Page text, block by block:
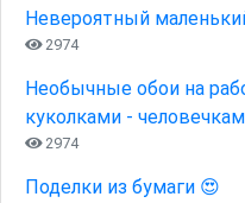
Невероятный
2974
Необычные обои на
куколками -
2974
Поделки из бумаги 😍